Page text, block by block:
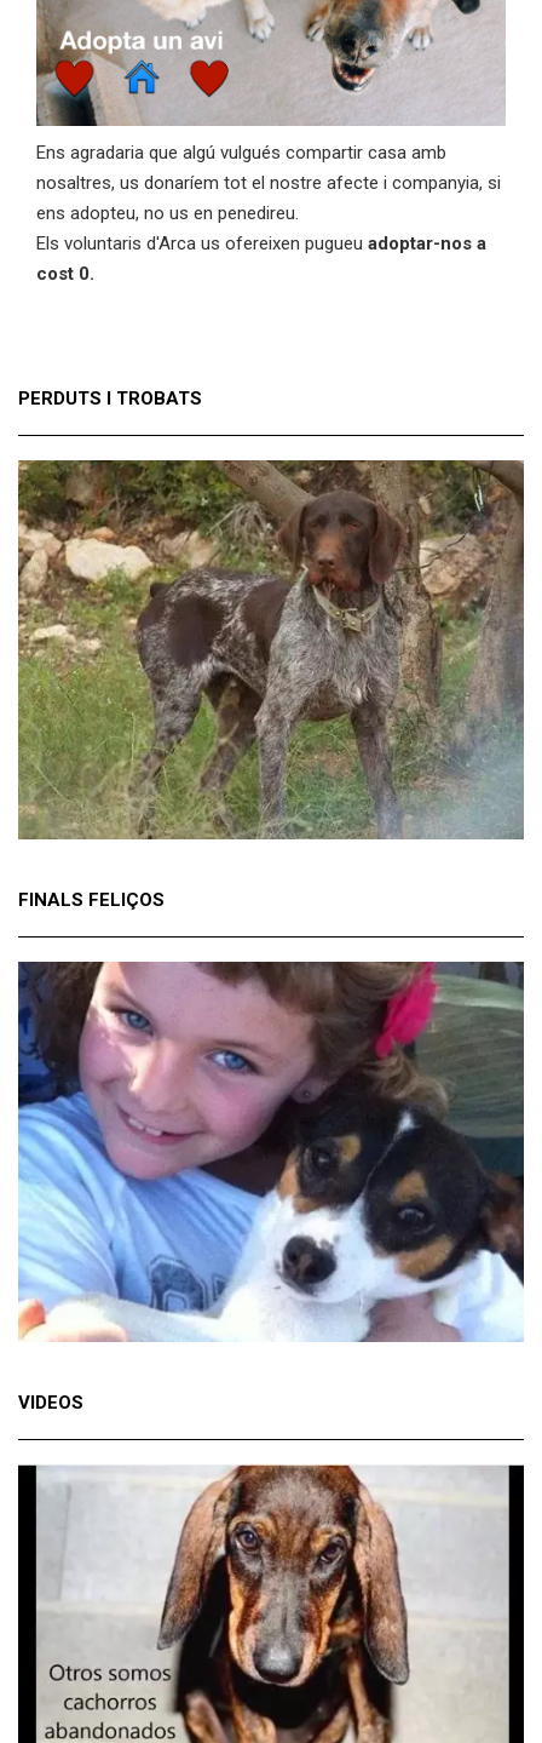
Ens agradaria que algú vulgués compartir casa amb
nosaltres, us donaríem tot el nostre afecte i companyia, si
ens adopteu, no us en penedireu.
Els voluntaris d'Arca us ofereixen pugueu adoptar-nos a
cost 0.
PERDUTS I TROBATS
FINALS FELIÇOS
VIDEOS